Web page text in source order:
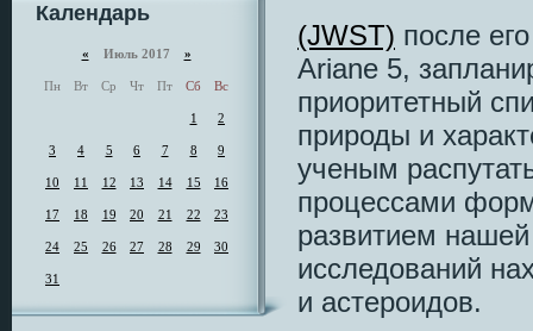
Календарь
« Июль 2017 »
Пн Вт Ср Чт Пт Сб Вс
1 2
3 4 5 6 7 8 9
10 11 12 13 14 15 16
17 18 19 20 21 22 23
24 25 26 27 28 29 30
31
(JWST) после
Ariane 5,
приоритетный
природы и
ученым
процессами
развитием
исследований
и астероидов.